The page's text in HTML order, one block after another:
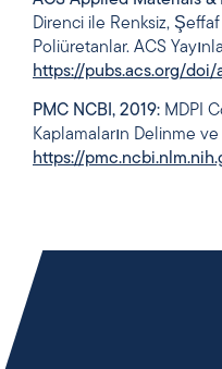
Direnci ile Renksiz,
Poliüretanlar. ACS
https://pubs.acs.org/doi/
PMC NCBI, 2019: MDPI
Kaplamaların Delinme
https://